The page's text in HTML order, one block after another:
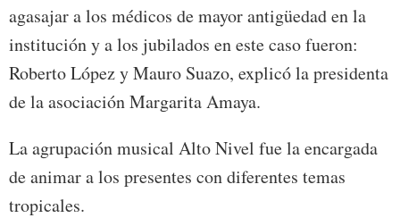
agasajar a los médicos de mayor antigüedad en la
institución y a los jubilados en este caso fueron:
Roberto López y Mauro Suazo, explicó la presidenta
de la asociación Margarita Amaya.
La agrupación musical Alto Nivel fue la encargada
de animar a los presentes con diferentes temas
tropicales.